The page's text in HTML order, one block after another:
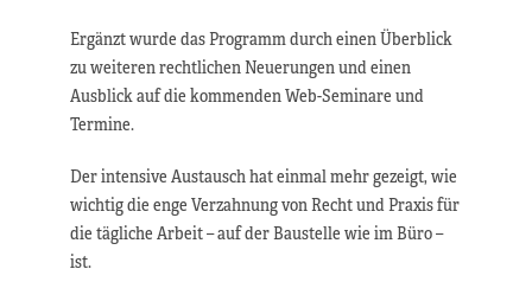
Ergänzt wurde das Programm durch einen Überblick
zu weiteren rechtlichen Neuerungen und einen
Ausblick auf die kommenden Web-Seminare und
Termine.
Der intensive Austausch hat einmal mehr gezeigt, wie
wichtig die enge Verzahnung von Recht und Praxis für
die tägliche Arbeit – auf der Baustelle wie im Büro –
ist.